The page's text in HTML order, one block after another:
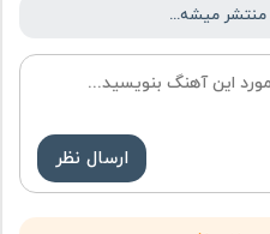
منتشر میشه...
ارسال نظر